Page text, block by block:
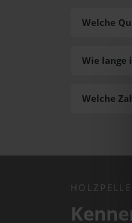
Welche
Welche
Wie lange